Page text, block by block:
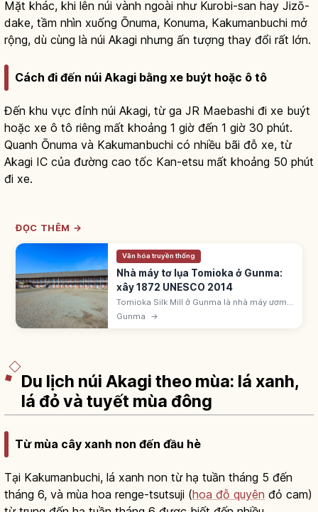
Mặt khác, khi lên núi vành ngoài như Kurobi-san hay Jizō-
dake, tầm nhìn xuống Ōnuma, Konuma, Kakumanbuchi mở
rộng, dù cùng là núi Akagi nhưng ấn tượng thay đổi rất lớn.
Cách đi đến núi Akagi bằng xe buýt hoặc ô tô
Đến khu vực đỉnh núi Akagi, từ ga JR Maebashi đi xe buýt
hoặc xe ô tô riêng mất khoảng 1 giờ đến 1 giờ 30 phút.
Quanh Ōnuma và Kakumanbuchi có nhiều bãi đỗ xe, từ
Akagi IC của đường cao tốc Kan-etsu mất khoảng 50 phút
đi xe.
ĐỌC THÊM →
Văn hóa truyền thống
Nhà máy tơ lụa Tomioka ở Gunma:
xây 1872 UNESCO 2014
Tomioka Silk Mill ở Gunma là nhà máy ươm
tơ nhà nước đầu tiên, lập 1872 dưới kỹ sư
Gunma →
Du lịch núi Akagi theo mùa: lá xanh,
lá đỏ và tuyết mùa đông
Từ mùa cây xanh non đến đầu hè
Tại Kakumanbuchi, lá xanh non từ hạ tuần tháng 5 đến
tháng 6, và mùa hoa renge-tsutsuji (hoa đỗ quyên đỏ cam)